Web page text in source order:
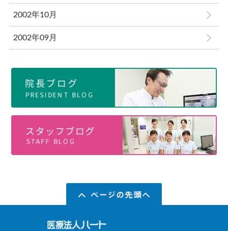
2002年10月
2002年09月